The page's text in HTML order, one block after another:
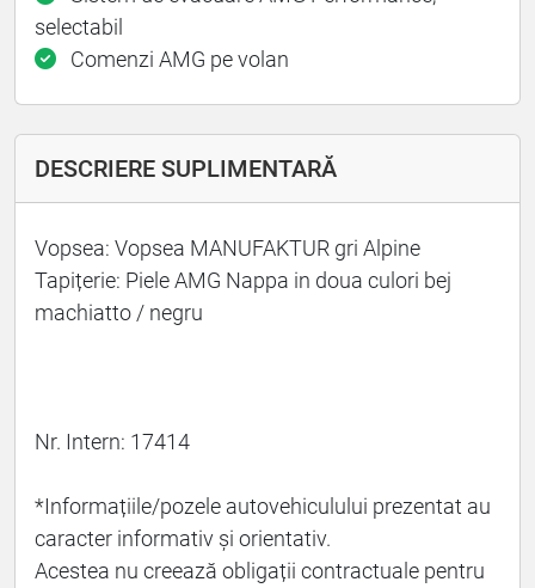
selectabil
Comenzi AMG pe volan
DESCRIERE SUPLIMENTARĂ
Vopsea: Vopsea MANUFAKTUR gri Alpine
Tapițerie: Piele AMG Nappa in doua culori bej
machiatto / negru
Nr. Intern: 17414
*Informațiile/pozele autovehiculului prezentat au
caracter informativ și orientativ.
Acestea nu creează obligații contractuale pentru